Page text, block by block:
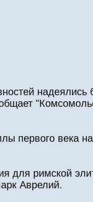
надеялись
первого века
для римской
Аврелий.